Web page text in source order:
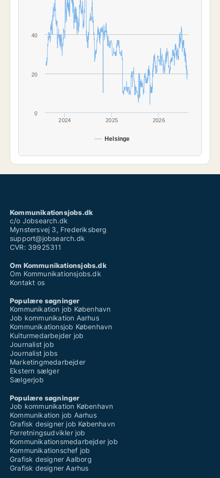
Helsinge
2024 2025 2026
0
20
40
Kommunikationsjobs.dk
c/o Jobsearch.dk
Mynstersvej 3, Frederiksberg
support@jobsearch.dk
CVR: 39925311
Om Kommunikationsjobs.dk
Om Kommunikationsjobs.dk
Kontakt os
Populære søgninger
Kommunikation job København
Job kommunikation Aarhus
Kommunikationsjob København
Kulturmedarbejder job
Journalist job
Journalist jobs
Marketingmedarbejder
Ekstern sælger
Sælgerjob
Populære søgninger
Job kommunikation København
Kommunikation job Aarhus
Grafisk designer job København
Forretningsudvikler job
Kommunikationsmedarbejder job
Kommunikationschef job
Grafisk designer Aalborg
Grafisk designer Aarhus